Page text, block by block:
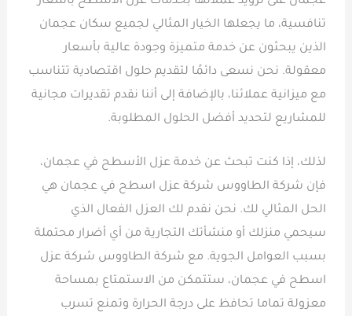
تنافسية، ما يجعلها الخيار المثالي لجميع سكان عجمان
الذين يبحثون عن خدمة متميزة وجودة عالية بأسعار
معقولة. نحن نسعى دائمًا لتقديم حلول اقتصادية تتناسب
مع ميزانية عملائنا، بالإضافة إلى أننا نقدم تقديرات مجانية
للمشاريع لتحديد أفضل الحلول المطلوبة.
لذلك، إذا كنت تبحث عن خدمة عزل الأسطح في عجمان،
فإن شركة الطاووس شركة عزل اسطح في عجمان هي
الحل المثالي لك. نحن نقدم لك العزل الفعال الذي
سيحمي منزلك أو منشأتك التجارية من أي أضرار محتملة
بسبب العوامل الجوية. مع شركة الطاووس شركة عزل
اسطح في عجمان، ستتمكن من الاستمتاع بمساحة
معزولة تماما تحافظ على درجة الحرارة وتمنع تسرب